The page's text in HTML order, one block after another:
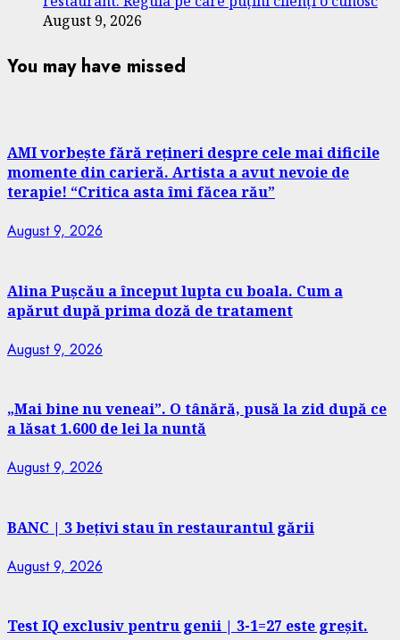
August 9, 2026
You may have missed
AMI vorbește fără rețineri despre cele mai dificile
momente din carieră. Artista a avut nevoie de
terapie! “Critica asta îmi făcea rău”
August 9, 2026
Alina Pușcău a început lupta cu boala. Cum a
apărut după prima doză de tratament
August 9, 2026
„Mai bine nu veneai”. O tânără, pusă la zid după ce
a lăsat 1.600 de lei la nuntă
August 9, 2026
BANC | 3 bețivi stau în restaurantul gării
August 9, 2026
Test IQ exclusiv pentru genii | 3-1=27 este greșit.